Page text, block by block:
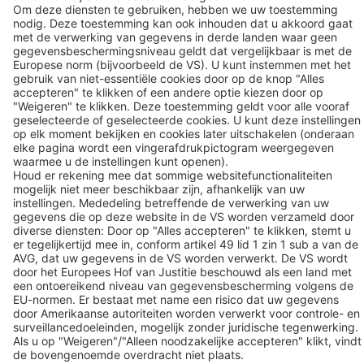
individueel aangepast..
BEKO TECHNOLOGIES B.V.
Veenen 12
NL-4703 RB Roosendaal
T: +31 165 320 300
Contact
Follow us
© 2026 BEKO TECHNOLOGIES
Sitemap
Cookie-instellingen aanpassen Privacy
Impressum
Privacy Settings